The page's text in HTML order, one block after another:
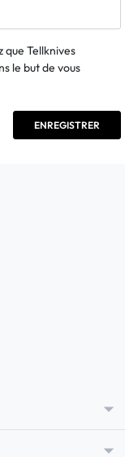
Tellknives
le but de vous

